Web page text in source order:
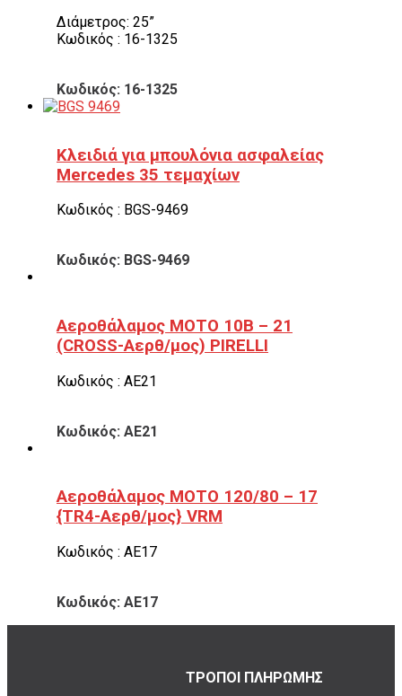
Διάμετρος: 25”
Κωδικός : 16-1325
Κωδικός: 16-1325
Κλειδιά για μπουλόνια ασφαλείας
Mercedes 35 τεμαχίων
Κωδικός : BGS-9469
Κωδικός: BGS-9469
Αεροθάλαμος ΜΟΤΟ 10B – 21
(CROSS-Αερθ/μος) PIRELLI
Κωδικός : ΑΕ21
Κωδικός: ΑΕ21
Αεροθάλαμος ΜΟΤΟ 120/80 – 17
{TR4-Αερθ/μος} VRM
Κωδικός : ΑΕ17
Κωδικός: ΑΕ17
ΤΡΟΠΟΙ ΠΛΗΡΩΜΗΣ